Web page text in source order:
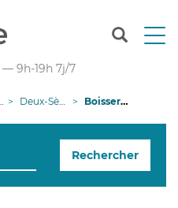
T
n
g
— 9h-19h 7j/7
Deux-Sèvres Boisserolles
Rechercher